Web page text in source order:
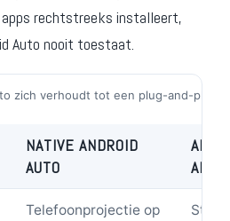
apps rechtstreeks installeert,
Auto nooit toestaat.
zich verhoudt tot een plug-and-play
NATIVE ANDROID
AUTO
AI
Telefoonprojectie op